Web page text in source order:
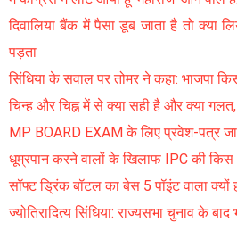
दिवालिया बैंक में पैसा डूब जाता है तो क्या
पड़ता
सिंधिया के सवाल पर तोमर ने कहा: भाजपा
चिन्ह और चिह्न में से क्या सही है और क्या गलत,
MP BOARD EXAM के लिए प्रवेश-पत्र
धूम्रपान करने वालों के खिलाफ IPC की किस
सॉफ्ट ड्रिंक बॉटल का बेस 5 पॉइंट वाला
ज्योतिरादित्य सिंधिया: राज्यसभा चुनाव के